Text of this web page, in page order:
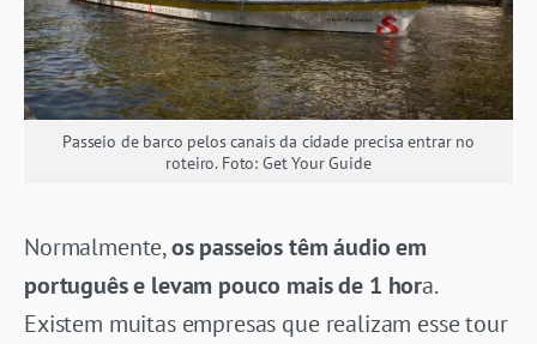
Passeio de barco pelos canais da cidade precisa entrar no
roteiro. Foto: Get Your Guide
Normalmente,os passeios têm áudio em
português e levam pouco mais de 1 hora.
Existem muitas empresas que realizam esse tour